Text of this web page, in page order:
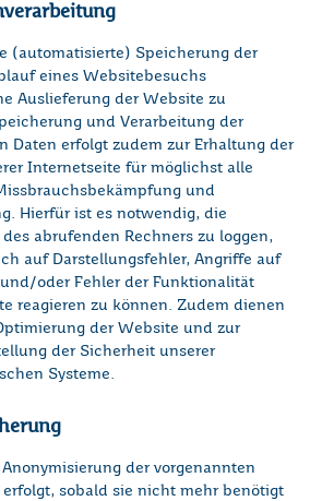
(automatisierte) Speicherung der
eines Websitebesuchs
Auslieferung der Website zu
und Verarbeitung der
Daten erfolgt zudem zur Erhaltung der
Internetseite für möglichst alle
und
Hierfür ist es notwendig, die
abrufenden Rechners zu loggen,
auf Darstellungsfehler, Angriffe auf
oder Fehler der Funktionalität
reagieren zu können. Zudem dienen
der Website und zur
der Sicherheit unserer
Systeme.
der vorgenannten
sobald sie nicht mehr benötigt